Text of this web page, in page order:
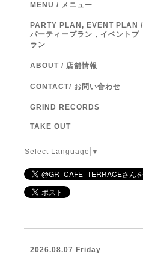
MENU / メニュー
PARTY PLAN, EVENT PLAN /
パーティープラン，イベントプ
ラン
ABOUT / 店舗情報
CONTACT/ お問い合わせ
GRIND RECORDS
TAKE OUT
Select Language ▼
2026.08.07 Friday